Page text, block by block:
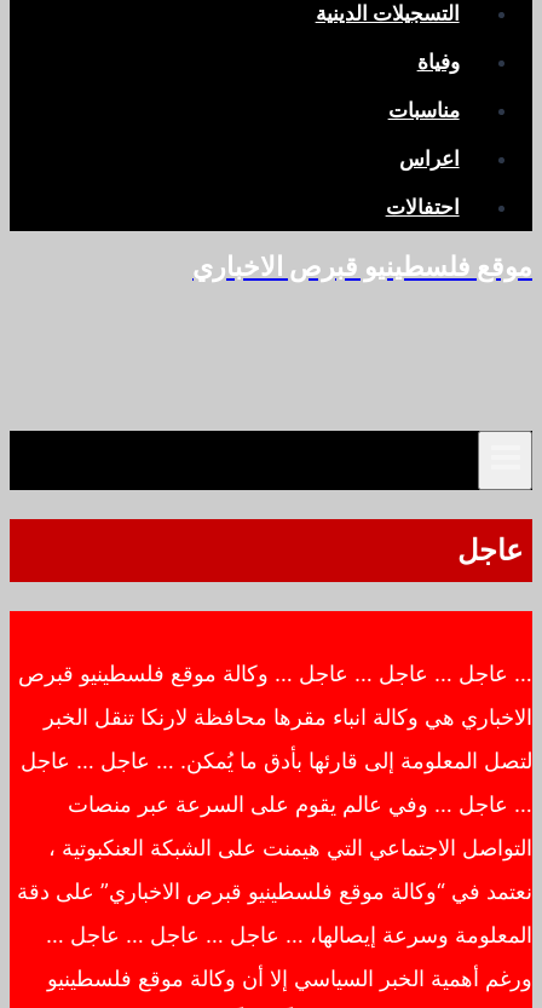
التسجيلات الدينية
وفياة
مناسبات
اعراس
احتفالات
موقع فلسطينيو قبرص الاخباري
عاجل
… عاجل … عاجل … عاجل … وكالة موقع فلسطينيو قبرص
الاخباري هي وكالة انباء مقرها محافظة لارنكا تنقل الخبر
لتصل المعلومة إلى قارئها بأدق ما يُمكن. … عاجل … عاجل
… عاجل … وفي عالم يقوم على السرعة عبر منصات
التواصل الاجتماعي التي هيمنت على الشبكة العنكبوتية ،
نعتمد في “وكالة موقع فلسطينيو قبرص الاخباري” على دقة
المعلومة وسرعة إيصالها، … عاجل … عاجل … عاجل …
ورغم أهمية الخبر السياسي إلا أن وكالة موقع فلسطينيو